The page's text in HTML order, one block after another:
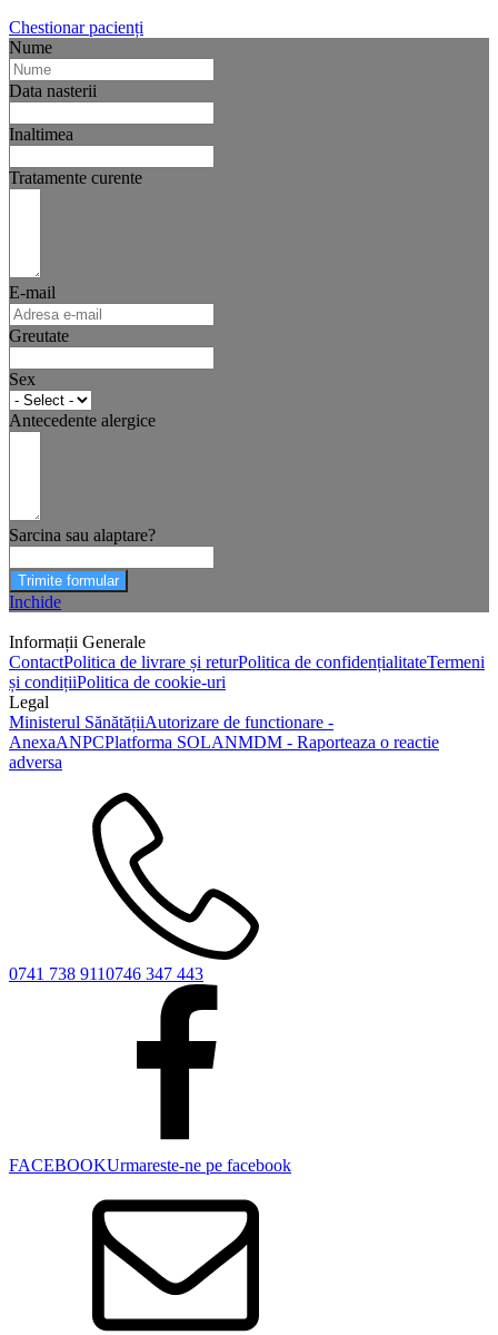
Chestionar pacienți
Nume
Data nasterii
Inaltimea
Tratamente curente
E-mail
Greutate
Sex
Antecedente alergice
Sarcina sau alaptare?
Trimite formular
Inchide
Informații Generale
ContactPolitica de livrare și returPolitica de confidențialitateTermeni
și condițiiPolitica de cookie-uri
Legal
Ministerul SănătățiiAutorizare de functionare -
AnexaANPCPlatforma SOLANMDM - Raporteaza o reactie
adversa
0741 738 9110746 347 443
FACEBOOKUrmareste-ne pe facebook